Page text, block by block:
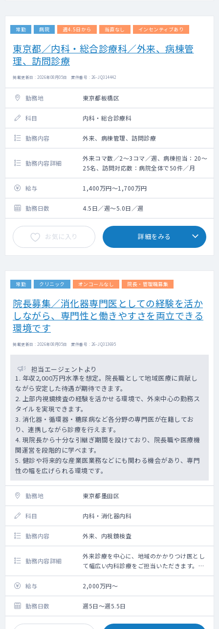
記に付随する業務を含む）
す
・勤務曜日：月～日（応相談、院毎に状況が
変わります）
※事業拡大により別事業所での勤務可能性あ
り
常勤 病院 週4.5日から 当直なし インセンティブあり
東京都／内科・総合診療科／外来、病棟管
理、訪問診療
掲載更新日 : 2026年08月05日 案件番号 : 26-JQ314442
勤務地 東京都板橋区
科目 内科・総合診療科
勤務内容 外来、病棟管理、訪問診療
勤務内容詳細
外来コマ数／2～3コマ／週、病棟担当：20～
25名、訪問対応数：病院全体で50件／月
給与 1,400万円～1,700万円
勤務日数 4.5日／週～5.0日／週
お気に入り 詳細をみる
常勤 クリニック オンコールなし 院長・管理職募集
院長募集／消化器専門医としての経験を活か
しながら、専門性と働きやすさを両立できる
環境です
掲載更新日 : 2026年08月05日 案件番号 : 26-JQ313695
担当エージェントより
1. 年収2,000万円水準を想定。院長職として地域医療に貢献し
ながら安定した待遇が期待できます。
2. 上部内視鏡検査の経験を活かせる環境で、外来中心の勤務ス
タイルを実現できます。
3. 消化器・循環器・糖尿病など各分野の専門医が在籍してお
り、連携しながら診療を行えます。
4. 現院長から十分な引継ぎ期間を設けており、院長職や医療機
関運営を段階的に学べます。
5. 健診や将来的な産業医業務などにも関わる機会があり、専門
性の幅を広げられる環境です。
勤務地 東京都墨田区
科目 内科・消化器内科
勤務内容 外来、内視鏡検査
勤務内容詳細
外来診療を中心に、地域のかかりつけ医とし
て幅広い内科診療をご担当いただきます。
あわせて、内視鏡検査や各種生理機能検査な
ど、先生のご経験・ご専門に応じた業務をお
願いいたします。
■外来診療
・担当コマ数：11コマ／週
給与 2,000万円～
勤務日数 週5日～週5.5日